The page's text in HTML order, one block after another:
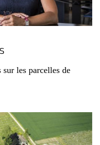
les parcelles de